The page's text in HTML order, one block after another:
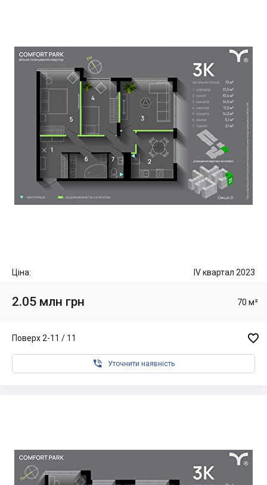
Ціна: IV квартал 2023
2.05 млн грн 70 м²
Поверх 2-11 / 11 
 Уточнити наявність